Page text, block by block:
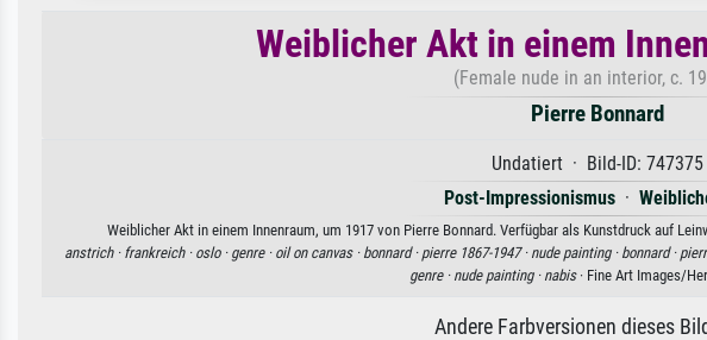
Weiblicher Akt in einem
(Female nude in an interior, c.
Pierre Bonnard
Undatiert · Bild-ID: 747375
Post-Impressionismus·
Weiblicher Akt in einem Innenraum, um 1917 von Pierre Bonnard. Verfügbar als Kunstdruck auf
anstrich · frankreich · oslo · genre · oil on canvas · bonnard · pierre 1867-1947 · nude painting · bonnard ·
genre · nude painting · nabis· Fine Art Images/
Andere Farbversionen dieses